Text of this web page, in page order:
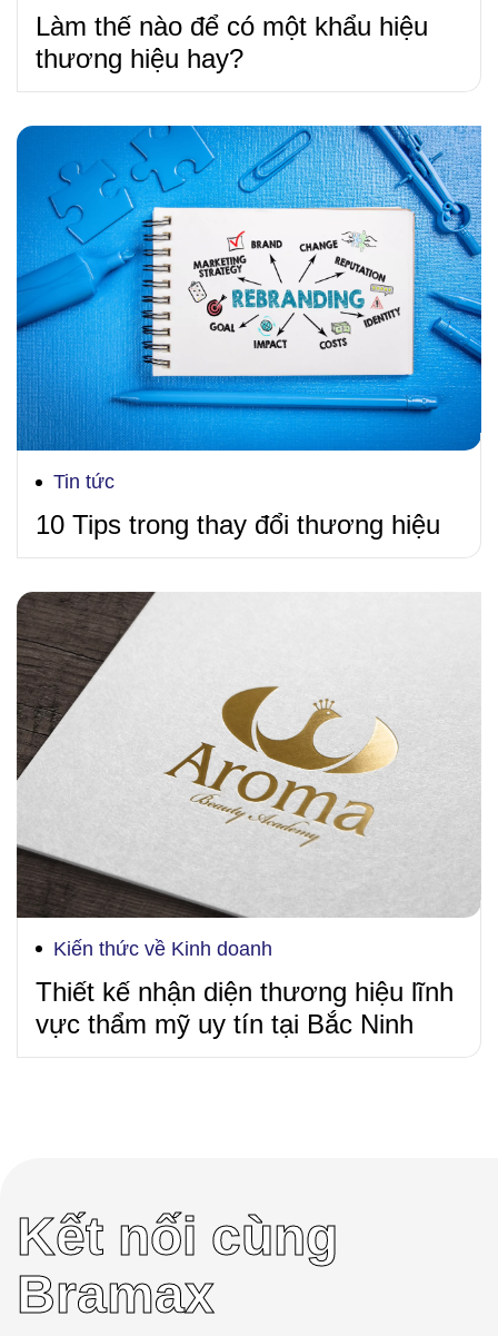
Làm thế nào để có một khẩu hiệu
thương hiệu hay?
Tin tức
10 Tips trong thay đổi thương hiệu
Kiến thức về Kinh doanh
Thiết kế nhận diện thương hiệu lĩnh
vực thẩm mỹ uy tín tại Bắc Ninh
Kết nối cùng
Bramax